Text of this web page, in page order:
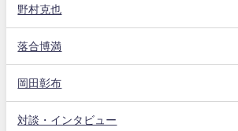
野村克也
落合博満
岡田彰布
対談・インタビュー